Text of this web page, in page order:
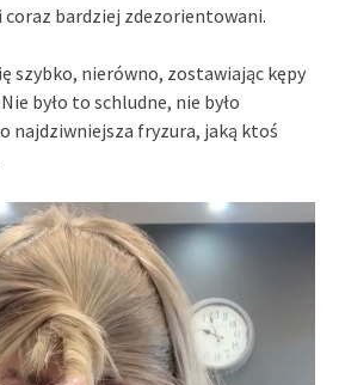
bardziej zdezorientowani.
szybko, nierówno, zostawiając kępy
było to schludne, nie było
najdziwniejsza fryzura, jaką ktoś